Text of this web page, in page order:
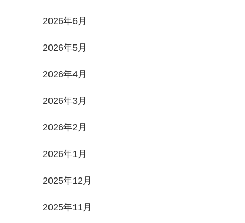
2026年6月
2026年5月
2026年4月
2026年3月
2026年2月
2026年1月
2025年12月
2025年11月